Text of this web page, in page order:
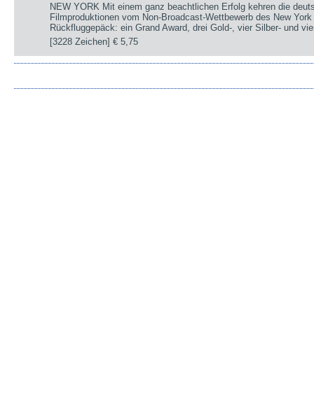
NEW YORK Mit einem ganz beachtlichen Erfolg kehren die
Filmproduktionen vom Non-Broadcast-Wettbewerb des New
Rückfluggepäck: ein Grand Award, drei Gold-, vier Silber- und
[3228 Zeichen]€ 5,75